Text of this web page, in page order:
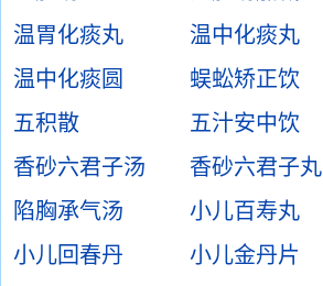
温胃化痰丸
温中化痰丸
温中化痰圆
蜈蚣矫正饮
五积散
五汁安中饮
香砂六君子汤
香砂六君子丸
陷胸承气汤
小儿百寿丸
小儿回春丹
小儿金丹片